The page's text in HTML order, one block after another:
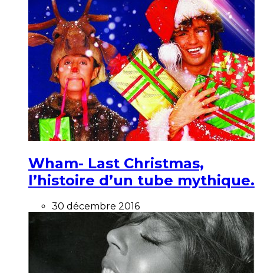
Wham- Last Christmas,
l’histoire d’un tube mythique.
30 décembre 2016